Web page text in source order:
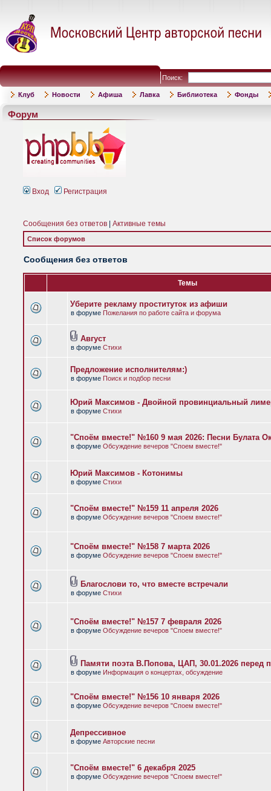
Поиск:
Клуб Новости Афиша Лавка Библиотека Фонды
Форум
Вход Регистрация
Сообщения без ответов Активные темы
Список форумов
Сообщения без ответов
Темы
Уберите рекламу проституток из афиши
в форуме Пожелания по работе сайта и форума
Август
в форуме Стихи
Предложение исполнителям:)
в форуме Поиск и подбор песни
Юрий Максимов - Двойной провинциальный
в форуме Стихи
"Споём вместе!" №160 9 мая 2026: Песни Булата
в форуме Обсуждение вечеров "Споем вместе!"
Юрий Максимов - Котонимы
в форуме Стихи
"Споём вместе!" №159 11 апреля 2026
в форуме Обсуждение вечеров "Споем вместе!"
"Споём вместе!" №158 7 марта 2026
в форуме Обсуждение вечеров "Споем вместе!"
Благослови то, что вместе встречали
в форуме Стихи
"Споём вместе!" №157 7 февраля 2026
в форуме Обсуждение вечеров "Споем вместе!"
Памяти поэта В.Попова, ЦАП, 30.01.2026 перед
в форуме Информация о концертах, обсуждение
"Споём вместе!" №156 10 января 2026
в форуме Обсуждение вечеров "Споем вместе!"
Депрессивное
в форуме Авторские песни
"Споём вместе!" 6 декабря 2025
в форуме Обсуждение вечеров "Споем вместе!"